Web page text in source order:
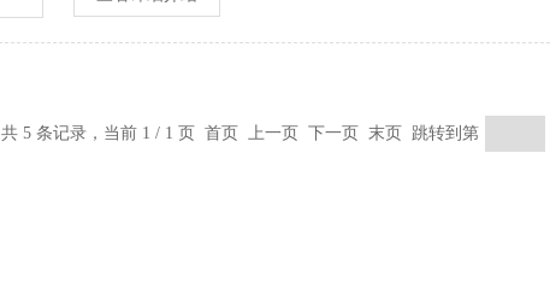
共 5 条记录，当前 1 / 1 页 首页 上一页 下一页 末页 跳转到第